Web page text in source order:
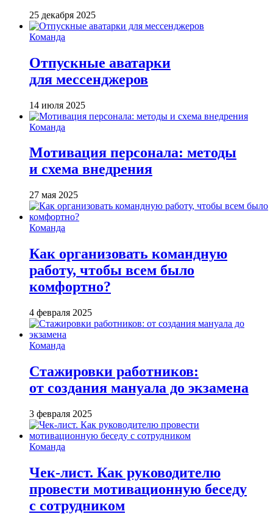
25 декабря 2025
Команда
Отпускные аватарки
для мессенджеров
14 июля 2025
Команда
Мотивация персонала: методы
и схема внедрения
27 мая 2025
Команда
Как организовать командную
работу, чтобы всем было
комфортно?
4 февраля 2025
Команда
Стажировки работников:
от создания мануала до экзамена
3 февраля 2025
Команда
Чек-лист. Как руководителю
провести мотивационную беседу
с сотрудником